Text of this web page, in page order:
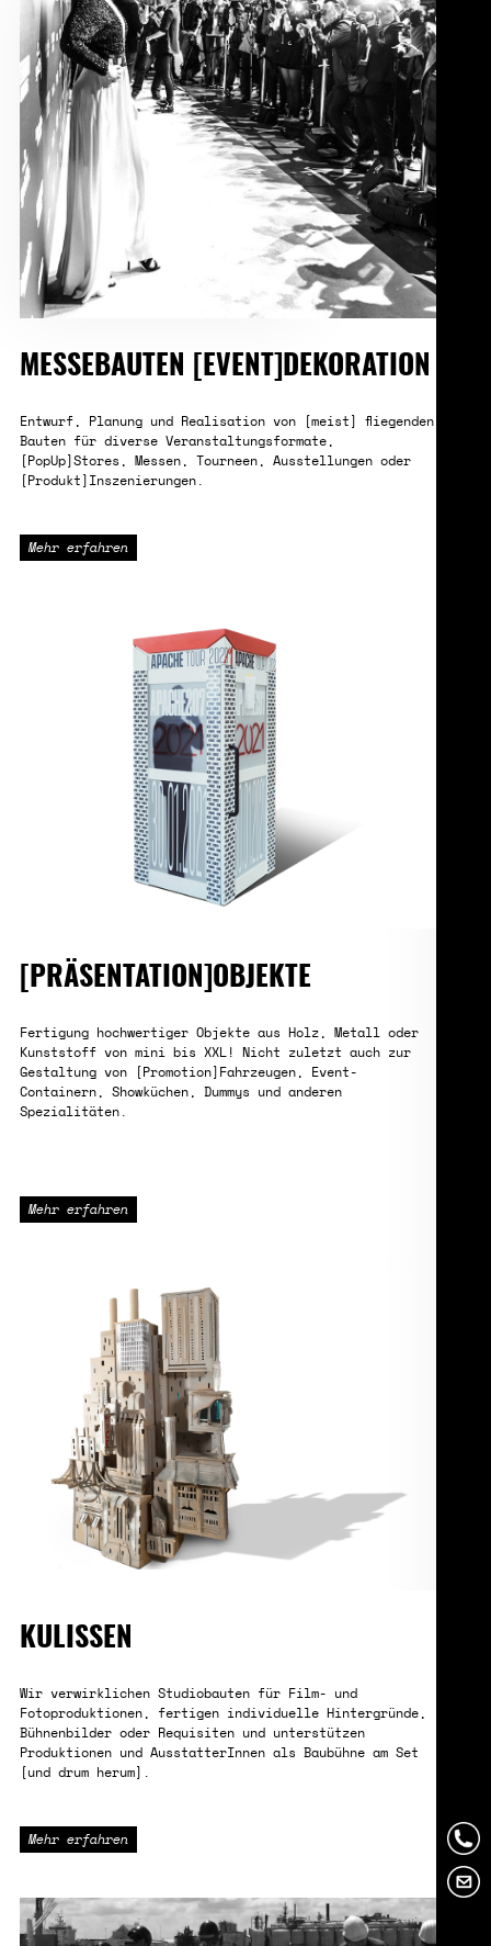
MESSEBAUTEN [EVENT]DEKORATION
Entwurf, Planung und Realisation von [meist] fliegenden
Bauten für diverse Veranstaltungsformate,
[PopUp]Stores, Messen, Tourneen, Ausstellungen oder
[Produkt]Inszenierungen.
Mehr erfahren
[PRÄSENTATION]OBJEKTE
Fertigung hochwertiger Objekte aus Holz, Metall oder
Kunststoff von mini bis XXL! Nicht zuletzt auch zur
Gestaltung von [Promotion]Fahrzeugen, Event-
Containern, Showküchen, Dummys und anderen
Spezialitäten.
Mehr erfahren
KULISSEN
Wir verwirklichen Studiobauten für Film- und
Fotoproduktionen, fertigen individuelle Hintergründe,
Bühnenbilder oder Requisiten und unterstützen
Produktionen und AusstatterInnen als Baubühne am Set
[und drum herum].
Mehr erfahren